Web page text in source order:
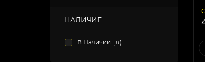
НАЛИЧИЕ
В Наличии (8)